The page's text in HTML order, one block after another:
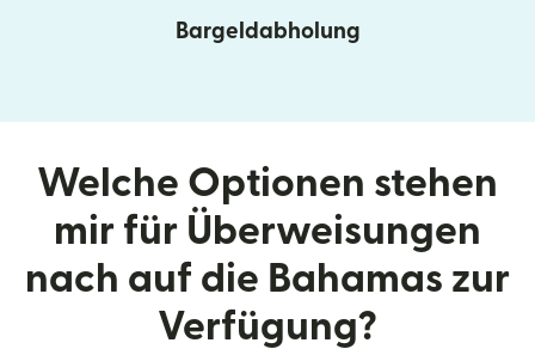
Bargeldabholung
Welche Optionen stehen
mir für Überweisungen
nach auf die Bahamas zur
Verfügung?